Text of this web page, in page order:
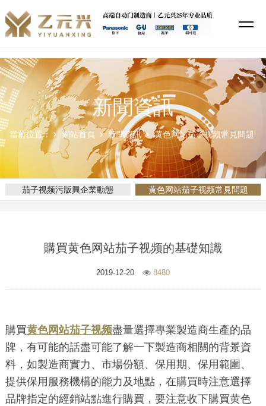
新聞資訊
當前位置： 網站首頁 新聞資訊 黄色网站茄子视频常見問題
茄子视频污版興企業動態 黄色网站茄子视频常見問題
購買黄色网站茄子视频的基礎知識
2019-12-20 8480
購買黄色网站茄子视频盡量選擇專業製造商生產的品
牌，有可能的話盡可能了解一下製造商相關的背景資
料，如製造商實力、市場份額、保用期、保用範圍、
提供保用服務機構的能力及地點，在購買時注意選擇
品牌指定的經銷站點進行購買，要注意收下購買黄色